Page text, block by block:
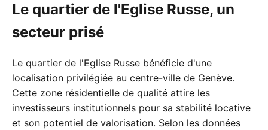
Le quartier de l'Eglise Russe, un
secteur prisé
Le quartier de l'Eglise Russe bénéficie d'une
localisation privilégiée au centre-ville de Genève.
Cette zone résidentielle de qualité attire les
investisseurs institutionnels pour sa stabilité locative
et son potentiel de valorisation. Selon les données